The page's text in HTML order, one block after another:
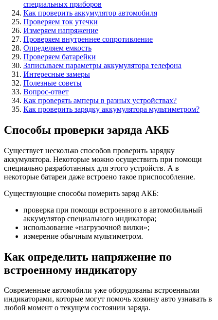
специальных приборов
Как проверить аккумулятор автомобиля
Проверяем ток утечки
Измеряем напряжение
Проверяем внутреннее сопротивление
Определяем емкость
Проверяем батарейки
Записываем параметры аккумулятора телефона
Интересные замеры
Полезные советы
Вопрос-ответ
Как проверять амперы в разных устройствах?
Как проверить зарядку аккумулятора мультиметром?
Способы проверки заряда АКБ
Существует несколько способов проверить зарядку
аккумулятора. Некоторые можно осуществить при помощи
специально разработанных для этого устройств. А в
некоторые батареи даже встроено такое приспособление.
Существующие способы померить заряд АКБ:
проверка при помощи встроенного в автомобильный
аккумулятор специального индикатора;
использование «нагрузочной вилки»;
измерение обычным мультиметром.
Как определить напряжение по
встроенному индикатору
Современные автомобили уже оборудованы встроенными
индикаторами, которые могут помочь хозяину авто узнавать в
любой момент о текущем состоянии заряда.